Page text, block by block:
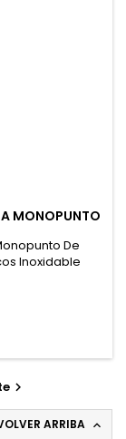
MONOPUNTO
De
Inoxidable

ARRIBA 